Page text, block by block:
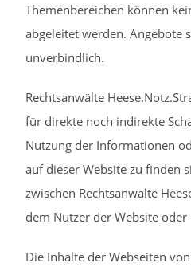
Themenbereichen können
abgeleitet werden. Angebote
unverbindlich.
Rechtsanwälte
für direkte noch indirekte
Nutzung der Informationen
auf dieser Website zu finden
zwischen Rechtsanwälte
dem Nutzer der Website
Die Inhalte der Webseiten